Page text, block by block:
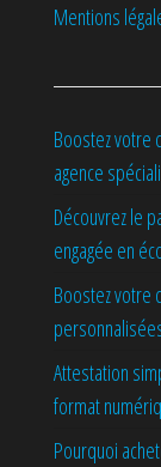
Mentions
Boostez votre
agence
Découvrez le
engagée en
Boostez votre
Attestation
format
Pourquoi